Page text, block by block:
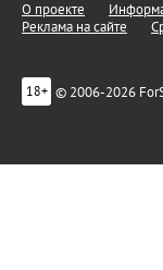
О проекте
Реклама на сайте
18+ © 2006-2026